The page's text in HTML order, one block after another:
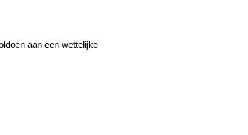
aan een wettelijke